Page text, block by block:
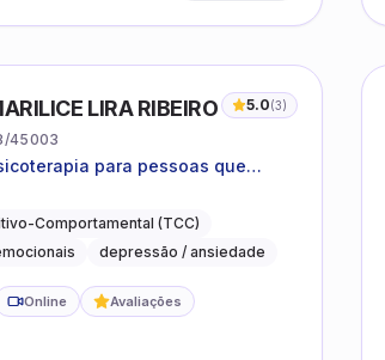
LIRA RIBEIRO 5.0(3)
45003
para pessoas que
com as dificuldades do dia a
Comportamental (TCC)
depressão / ansiedade
Online Avaliações